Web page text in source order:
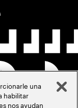
una
habilitar
nos ayudan